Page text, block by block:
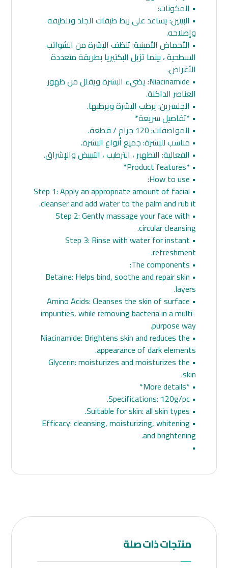
• المكونات:
• البيتين: يساعد على ربط طبقات الجلد وتلطيفه
وإصلاحه.
• الأحماض الأمينية: تنظف البشرة من الشوائب
السطحية ، بينما تزيل البكتيريا بطريقة متعددة
الأغراض.
• Niacinamide: يضيء البشرة ويقلل من ظهور
العناصر الداكنة.
• الجلسرين: يرطب البشرة ويرطبها.
• *تفاصيل سريعة*
• المواصفات: 120 جرام / قطعة.
• مناسب للبشرة: جميع أنواع البشرة.
• الفعالية: التطهير ، الترطيب ، التبييض والإشراق.
• *Product features*
• How to use:
• Step 1: Apply an appropriate amount of facial
cleanser and add water to the palm and rub it.
• Step 2: Gently massage your face with
circular cleansing.
• Step 3: Rinse with water for instant
refreshment.
• The components:
• Betaine: Helps bind, soothe and repair skin
layers.
• Amino Acids: Cleanses the skin of surface
impurities, while removing bacteria in a multi-
purpose way.
• Niacinamide: Brightens skin and reduces the
appearance of dark elements.
• Glycerin: moisturizes and moisturizes the
skin.
• *More details*
• Specifications: 120g/pc.
• Suitable for skin: all skin types.
• Efficacy: cleansing, moisturizing, whitening
and brightening.
•
منتجات ذات صلة